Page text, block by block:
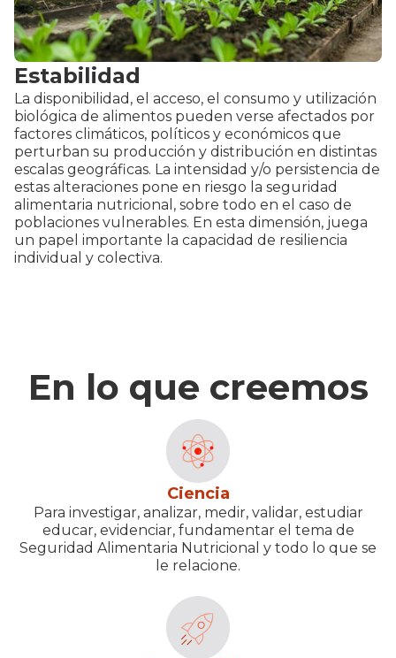
Estabilidad
La disponibilidad, el acceso, el consumo y utilización
biológica de alimentos pueden verse afectados por
factores climáticos, políticos y económicos que
perturban su producción y distribución en distintas
escalas geográficas. La intensidad y/o persistencia de
estas alteraciones pone en riesgo la seguridad
alimentaria nutricional, sobre todo en el caso de
poblaciones vulnerables. En esta dimensión, juega
un papel importante la capacidad de resiliencia
individual y colectiva.
En lo que creemos
Ciencia
Para investigar, analizar, medir, validar, estudiar
educar, evidenciar, fundamentar el tema de
Seguridad Alimentaria Nutricional y todo lo que se
le relacione.